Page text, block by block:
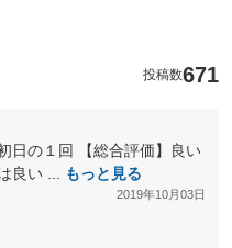
投稿数671
日の１回 【総合評価】良い
良い ...
もっと見る
2019年10月03日